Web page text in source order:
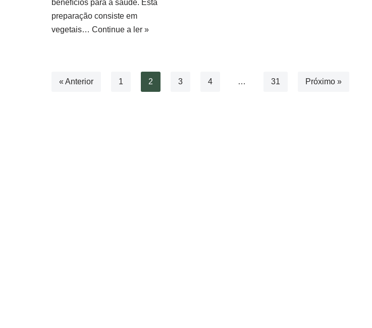
benefícios para a saúde. Esta
preparação consiste em
vegetais… Continue a ler »
« Anterior 1 2 3 4 … 31 Próximo »